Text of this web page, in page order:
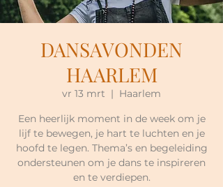
DANSAVONDEN
HAARLEM
vr 13 mrt
  |
Haarlem
Een heerlijk moment in de week om je
lijf te bewegen, je hart te luchten en je
hoofd te legen. Thema’s en begeleiding
ondersteunen om je dans te inspireren
en te verdiepen.